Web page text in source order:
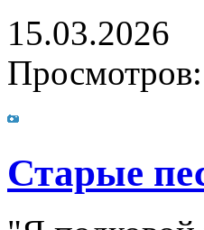
15.03.2026
Просмотров:
Старые